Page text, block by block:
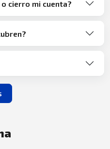
cierro mi cuenta?